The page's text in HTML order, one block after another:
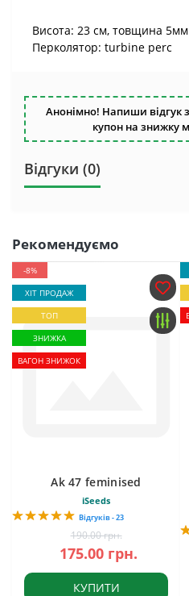
Висота: 23 см, товщина 5мм
Перколятор: turbine perc
Анонімно! Напиши відгук
купон на знижку
Відгуки (0)
Рекомендуємо
-8%
ХІТ ПРОДАЖ
ТОП
ЗНИЖКА
ВАГОН ЗНИЖОК
Ak 47 feminised
iSeeds
Відгуків - 23
190.00 грн.
175.00 грн.
КУПИТИ